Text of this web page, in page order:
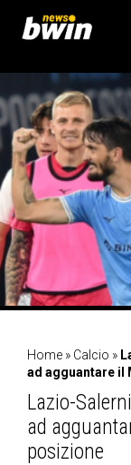
contenuto
Home » Calcio »
ad agguantare il
Lazio-
ad
posizione